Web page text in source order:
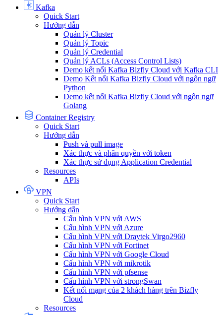
Kafka
Quick Start
Hướng dẫn
Quản lý Cluster
Quản lý Topic
Quản lý Credential
Quản lý ACLs (Access Control Lists)
Demo kết nối Kafka Bizfly Cloud với Kafka CLI
Demo Kết nối Kafka Bizfly Cloud với ngôn ngữ
Python
Demo kết nối Kafka Bizfly Cloud với ngôn ngữ
Golang
Container Registry
Quick Start
Hướng dẫn
Push và pull image
Xác thực và phân quyền với token
Xác thực sử dụng Application Credential
Resources
APIs
VPN
Quick Start
Hướng dẫn
Cấu hình VPN với AWS
Cấu hình VPN với Azure
Cấu hình VPN với Draytek Virgo2960
Cấu hình VPN với Fortinet
Cấu hình VPN với Google Cloud
Cấu hình VPN với mikrotik
Cấu hình VPN với pfsense
Cấu hình VPN với strongSwan
Kết nối mạng của 2 khách hàng trên Bizfly
Cloud
Resources